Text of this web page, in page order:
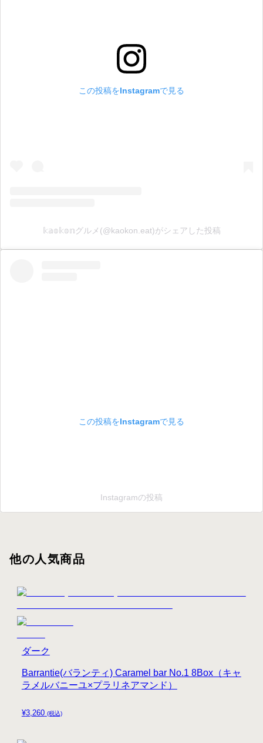
この投稿をInstagramで見る
𝕜𝕒𝕠𝕜𝕠𝕟グルメ(@kaokon.eat)がシェアした投稿
この投稿をInstagramで見る
Instagramの投稿
他の人気商品
¥3,260 (税込)
Barrantie(バランティ) Caramel bar No.1 8Box（キャ
ラメルバニーユ×プラリネアマンド）
ダーク